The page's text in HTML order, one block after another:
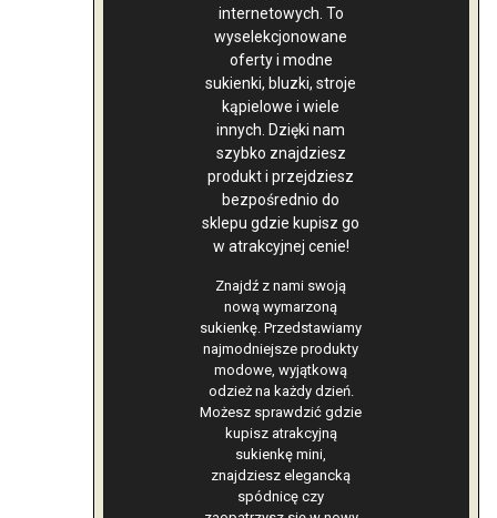
internetowych. To
wyselekcjonowane
oferty i modne
sukienki, bluzki, stroje
kąpielowe i wiele
innych. Dzięki nam
szybko znajdziesz
produkt i przejdziesz
bezpośrednio do
sklepu gdzie kupisz go
w atrakcyjnej cenie!
Znajdź z nami swoją
nową wymarzoną
sukienkę. Przedstawiamy
najmodniejsze produkty
modowe, wyjątkową
odzież na każdy dzień.
Możesz sprawdzić gdzie
kupisz atrakcyjną
sukienkę mini,
znajdziesz elegancką
spódnicę czy